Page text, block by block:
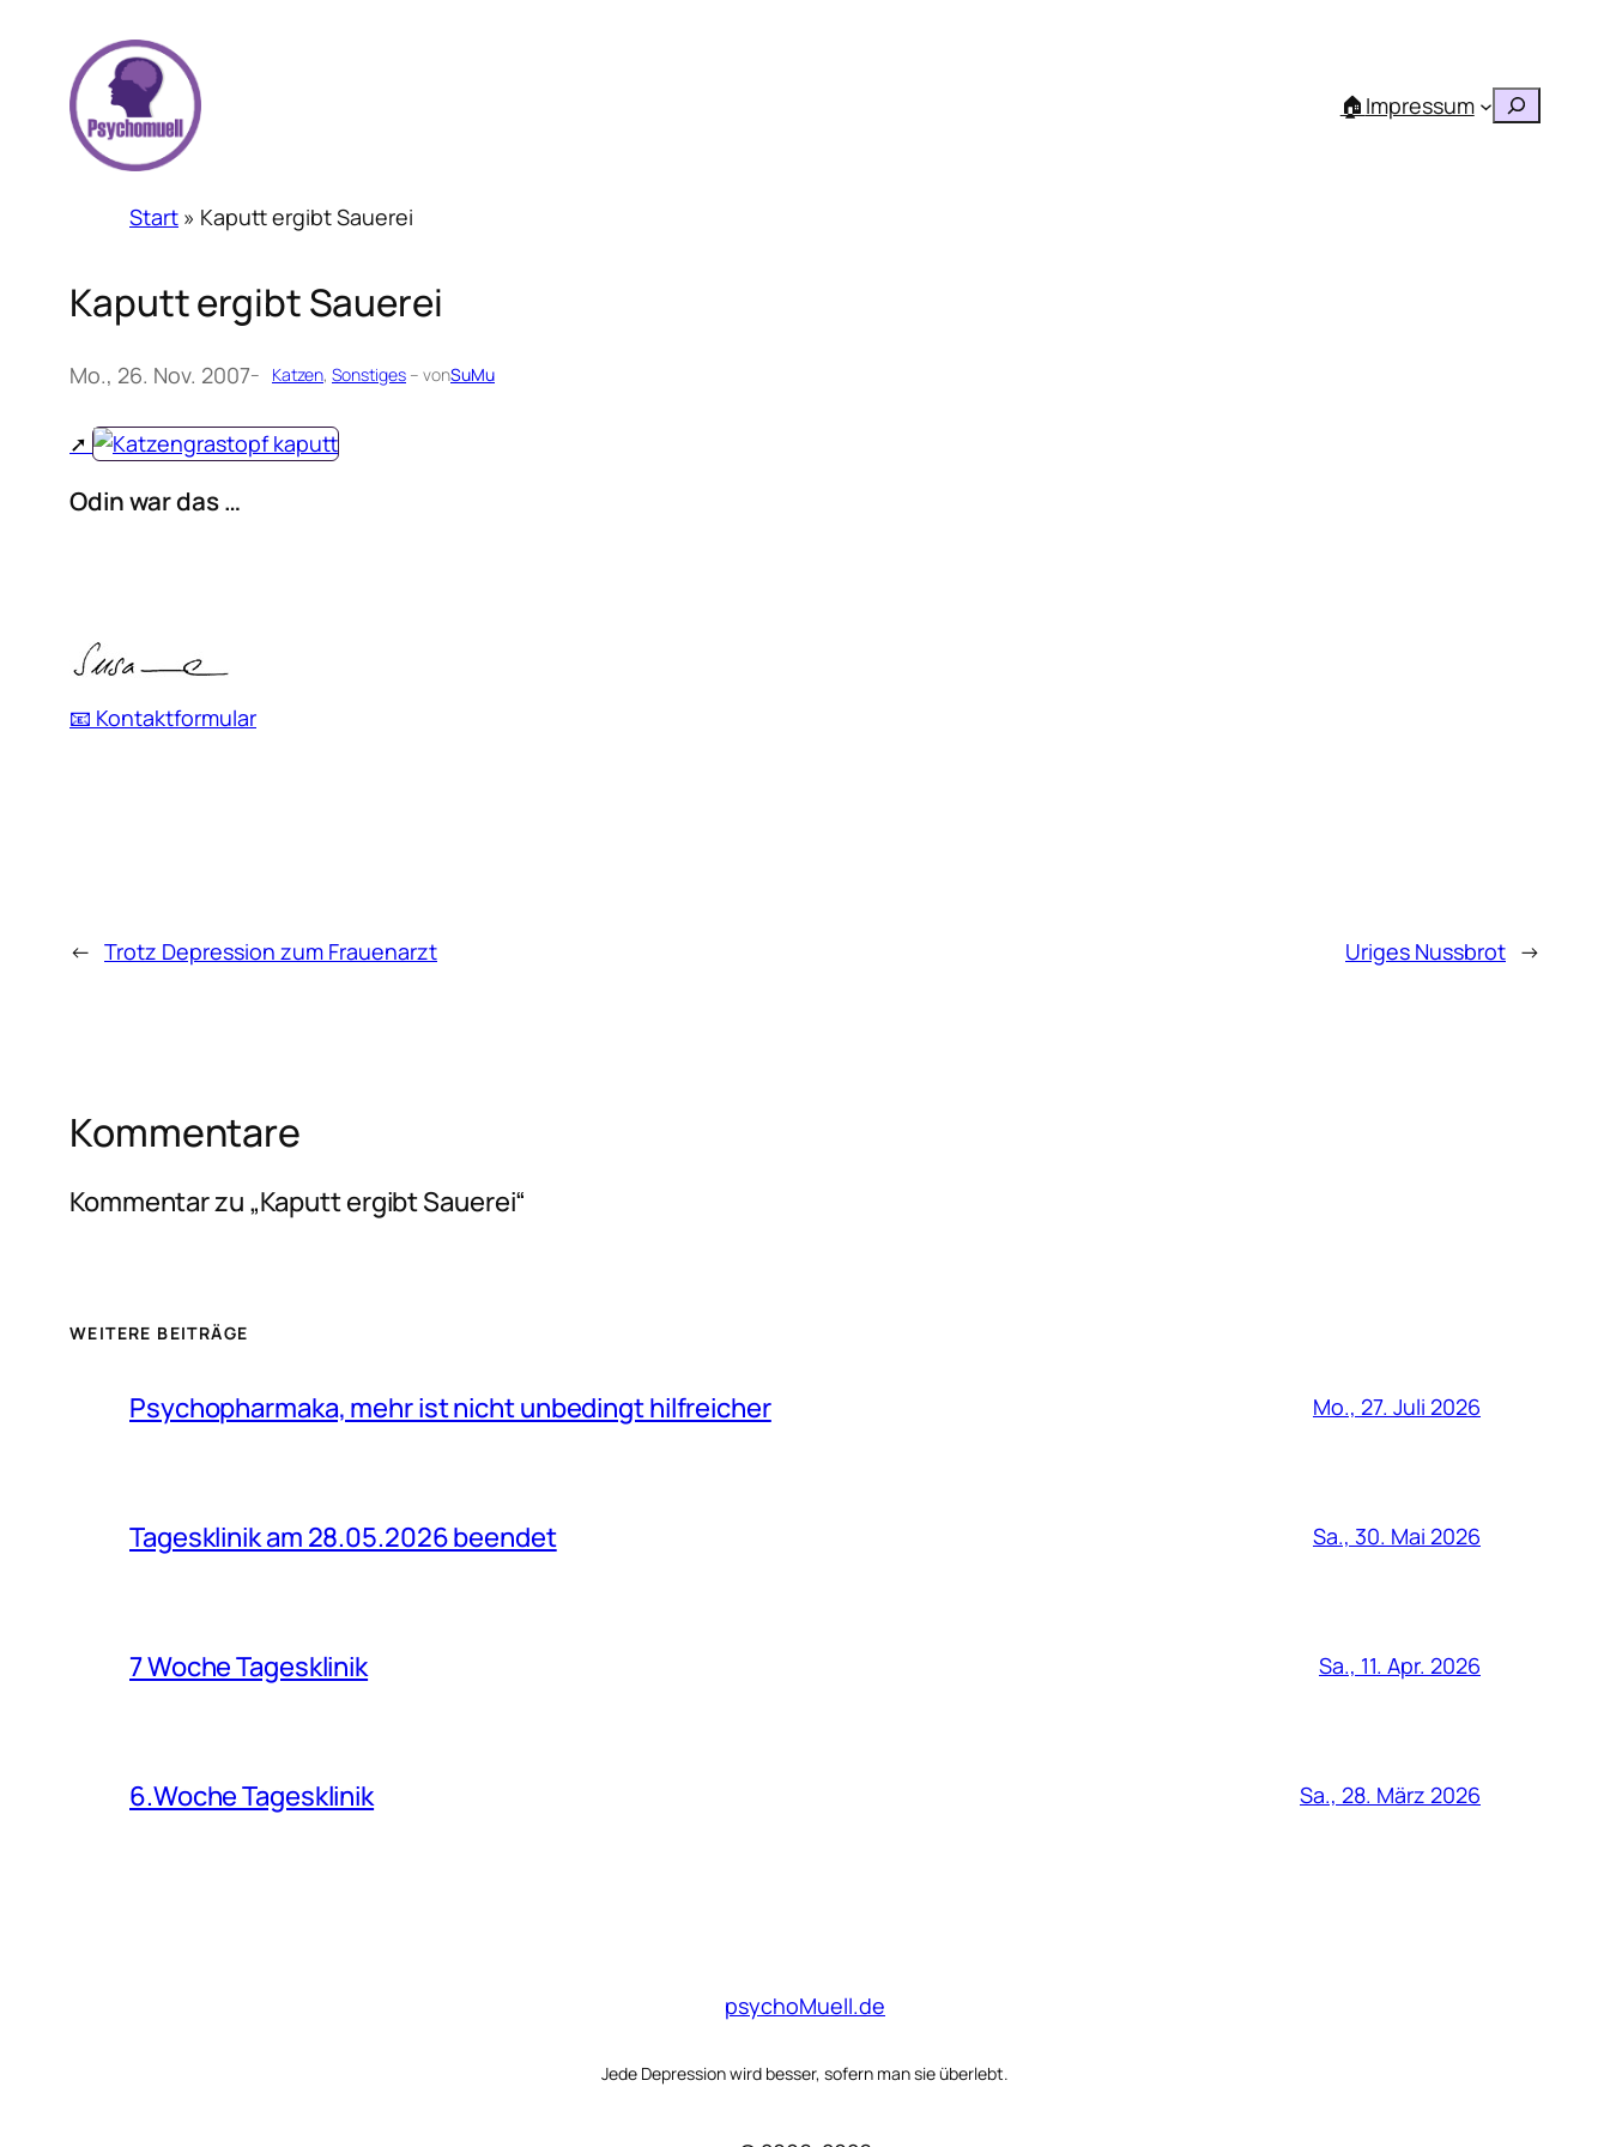
springen
🏠 Impressum Suchen
Start » Kaputt ergibt Sauerei
Kaputt ergibt Sauerei
Mo., 26. Nov. 2007– Katzen, Sonstiges – vonSuMu
Odin war das …
📧 Kontaktformular
← Trotz Depression zum Frauenarzt Uriges Nussbrot →
Kommentare
Kommentar zu „Kaputt ergibt Sauerei“
WEITERE BEITRÄGE
Psychopharmaka, mehr ist nicht unbedingt hilfreicher Mo., 27. Juli 2026
Tagesklinik am 28.05.2026 beendet Sa., 30. Mai 2026
7 Woche Tagesklinik Sa., 11. Apr. 2026
6.Woche Tagesklinik Sa., 28. März 2026
psychoMuell.de
Jede Depression wird besser, sofern man sie überlebt.